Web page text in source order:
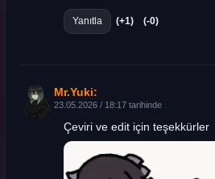
Yanıtla (+1) (-0)
Mr.Yuki:
23.05.2026 / 18:17 tarihinde
Çeviri ve edit için teşekkürler